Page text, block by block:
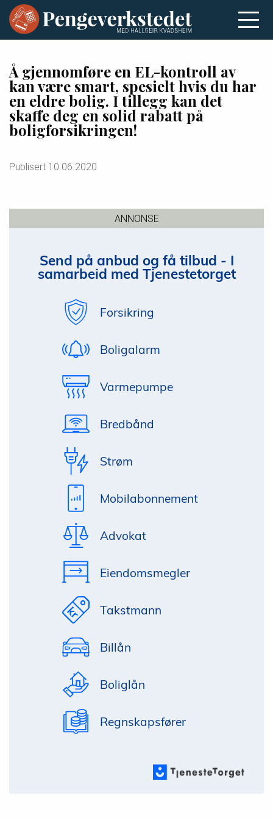
Å gjennomføre en EL-kontroll av
kan være smart, spesielt hvis du har
en eldre bolig. I tillegg kan det
skaffe deg en solid rabatt på
boligforsikringen!
Publisert 10.06.2020
ANNONSE
Send på anbud og få tilbud - I
samarbeid med Tjenestetorget
Forsikring
Boligalarm
Varmepumpe
Bredbånd
Strøm
Mobilabonnement
Advokat
Eiendomsmegler
Takstmann
Billån
Boliglån
Regnskapsfører